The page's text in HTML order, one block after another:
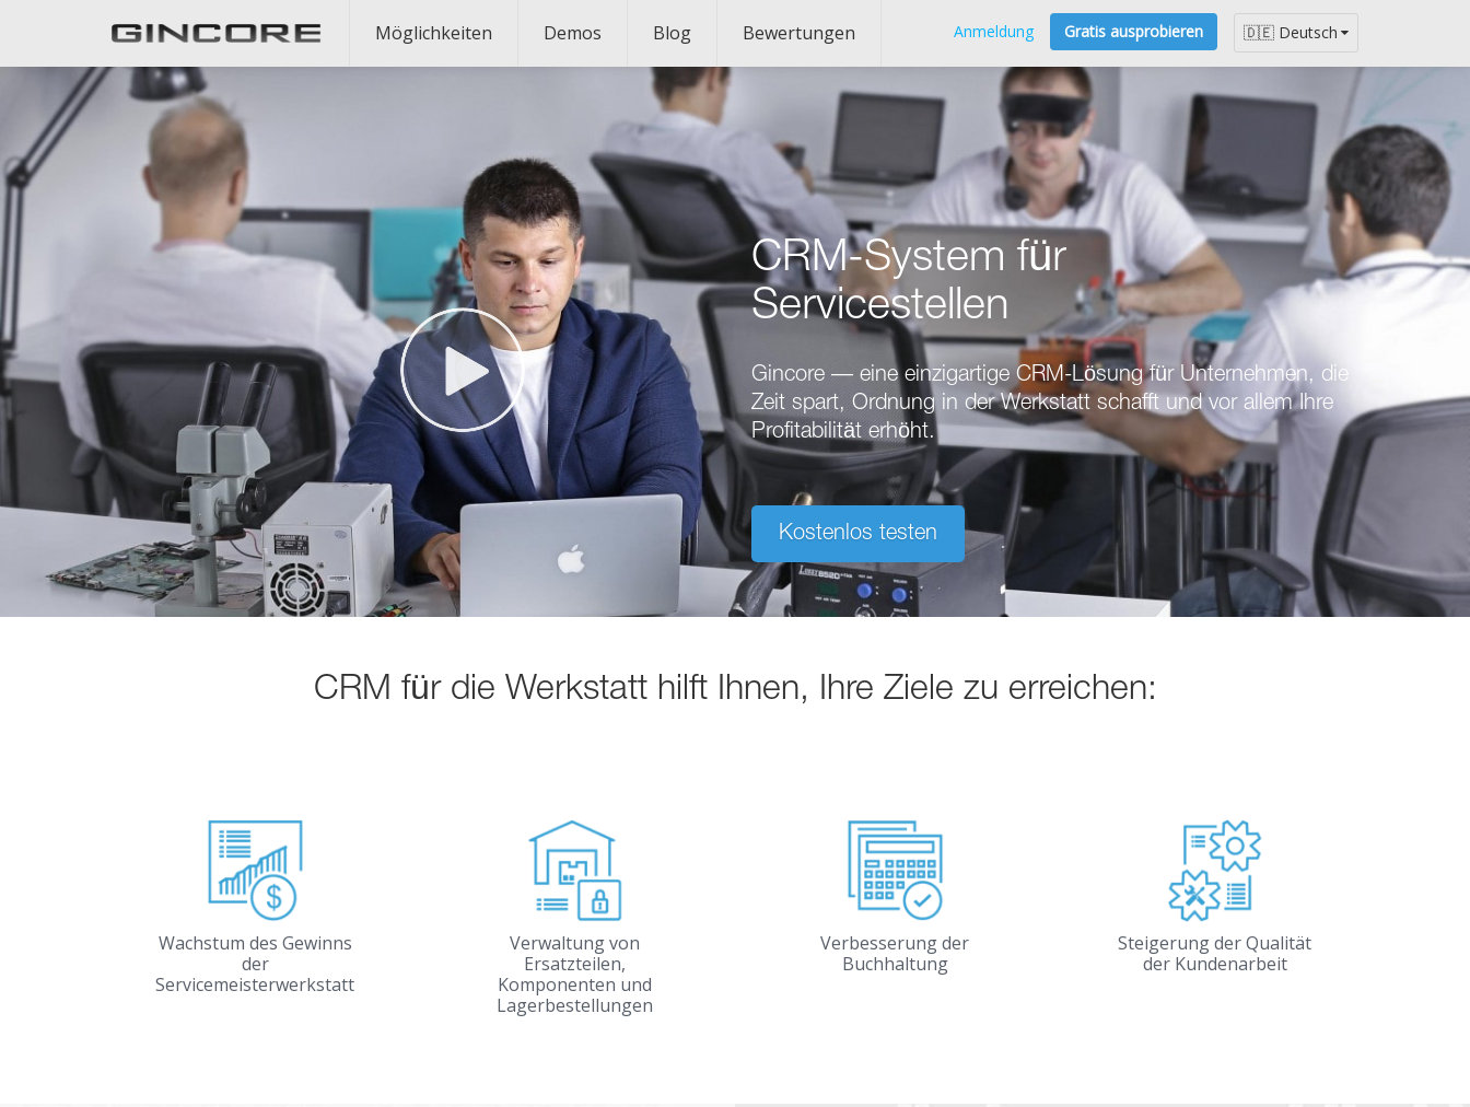
Anmeldung Gratis ausprobieren 🇩🇪 Deutsch
Möglichkeiten Demos Blog Bewertungen
CRM-System für
Servicestellen
Gincore — eine einzigartige CRM-Lösung für Unternehmen, die
Zeit spart, Ordnung in der Werkstatt schafft und vor allem Ihre
Profitabilität erhöht.
Kostenlos testen
CRM für die Werkstatt hilft Ihnen, Ihre Ziele zu erreichen:
Wachstum des Gewinns
der
Servicemeisterwerkstatt
Verwaltung von
Ersatzteilen,
Komponenten und
Lagerbestellungen
Verbesserung der
Buchhaltung
Steigerung der Qualität
der Kundenarbeit